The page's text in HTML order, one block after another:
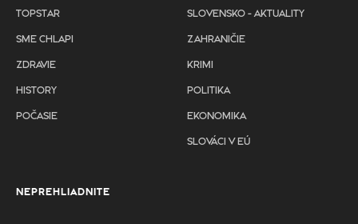
TOPSTAR
SME CHLAPI
ZDRAVIE
HISTORY
POČASIE
SLOVENSKO - AKTUALITY
ZAHRANIČIE
KRIMI
POLITIKA
EKONOMIKA
SLOVÁCI V EÚ
NEPREHLIADNITE